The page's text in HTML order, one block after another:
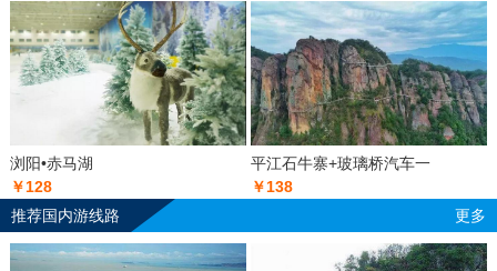
浏阳•赤马湖
￥128
平江石牛寨+玻璃桥汽车一
￥138
推荐国内游线路
更多